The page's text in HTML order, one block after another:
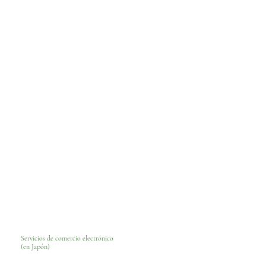
Servicios de comercio electrónico
(en Japón)